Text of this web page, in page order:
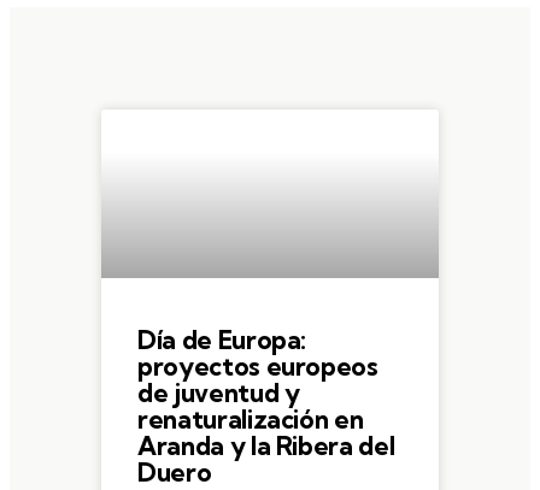
Día de Europa:
proyectos europeos
de juventud y
renaturalización en
Aranda y la Ribera del
Duero